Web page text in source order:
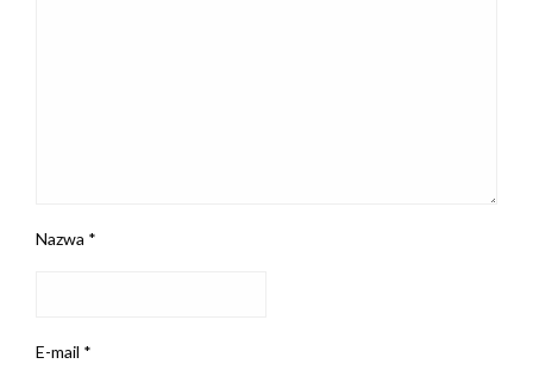
Nazwa *
E-mail *